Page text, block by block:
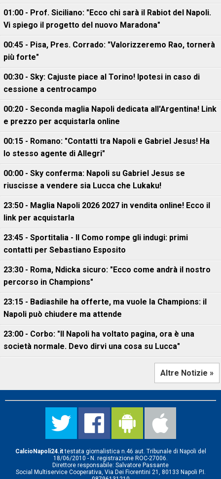
01:00 - Prof. Siciliano: "Ecco chi sarà il Rabiot del Napoli.
Vi spiego il progetto del nuovo Maradona"
00:45 - Pisa, Pres. Corrado: "Valorizzeremo Rao, tornerà
più forte"
00:30 - Sky: Cajuste piace al Torino! Ipotesi in caso di
cessione a centrocampo
00:20 - Seconda maglia Napoli dedicata all'Argentina! Link
e prezzo per acquistarla online
00:15 - Romano: "Contatti tra Napoli e Gabriel Jesus! Ha
lo stesso agente di Allegri"
00:00 - Sky conferma: Napoli su Gabriel Jesus se
riuscisse a vendere sia Lucca che Lukaku!
23:50 - Maglia Napoli 2026 2027 in vendita online! Ecco il
link per acquistarla
23:45 - Sportitalia - Il Como rompe gli indugi: primi
contatti per Sebastiano Esposito
23:30 - Roma, Ndicka sicuro: "Ecco come andrà il nostro
percorso in Champions"
23:15 - Badiashile ha offerte, ma vuole la Champions: il
Napoli può chiudere ma attende
23:00 - Corbo: "Il Napoli ha voltato pagina, ora è una
società normale. Devo dirvi una cosa su Lucca"
Altre Notizie »
CalcioNapoli24.ittestata giornalistica n.46 aut. Tribunale di Napoli del
18/06/2010 - N. registrazione ROC-27006.
Direttore responsabile: Salvatore Passante
Social Multiservice Cooperativa, Via Dei Fiorentini 21, 80133 Napoli P.I.